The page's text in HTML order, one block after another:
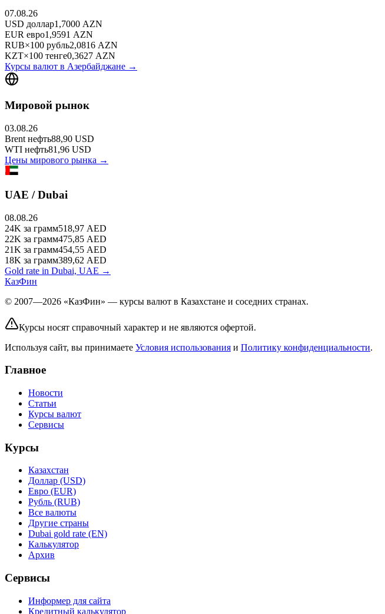
07.08.26
USD доллар1,7000 AZN
EUR евро1,9591 AZN
RUB×100 рубль2,0816 AZN
KZT×100 тенге0,3627 AZN
Курсы валют в Азербайджане →
Мировой рынок
03.08.26
Brent нефть88,90 USD
WTI нефть81,96 USD
Цены мирового рынка →
UAE / Dubai
08.08.26
24K за грамм518,97 AED
22K за грамм475,85 AED
21K за грамм454,55 AED
18K за грамм389,62 AED
Gold rate in Dubai, UAE →
КазФин
© 2007—2026 «КазФин» — курсы валют в Казахстане и соседних странах.
Курсы носят справочный характер и не являются офертой.
Используя сайт, вы принимаете Условия использования и Политику конфиденциальности.
Главное
Новости
Статьи
Курсы валют
Сервисы
Курсы
Казахстан
Доллар (USD)
Евро (EUR)
Рубль (RUB)
Все валюты
Другие страны
Dubai gold rate (EN)
Калькулятор
Архив
Сервисы
Информер для сайта
Кредитный калькулятор